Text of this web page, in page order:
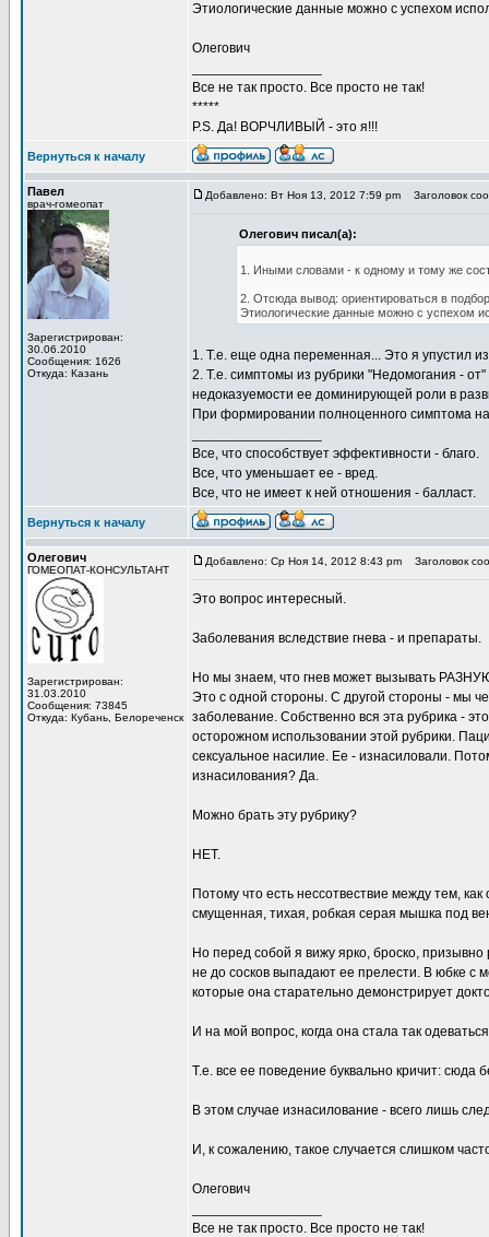
Этиологические данные можно с успехом
Олегович
Все не так просто. Все просто не так!
*****
P.S. Да! ВОРЧЛИВЫЙ - это я!!!
Вернуться к началу
Павел
врач-гомеопат
Зарегистрирован:
30.06.2010
Сообщения: 1626
Откуда: Казань
Добавлено: Вт Ноя 13, 2012 7:59 pm Заголовок
Олегович писал(а):
1. Иными словами - к одному и тому же
2. Отсюда вывод: ориентироваться в
Этиологические данные можно с успехом
1. Т.е. еще одна переменная... Это я упустил
2. Т.е. симптомы из рубрики "Недомогания -
недоказуемости ее доминирующей роли в
При формировании полноценного симптома
Все, что способствует эффективности - благо.
Все, что уменьшает ее - вред.
Все, что не имеет к ней отношения - балласт.
Вернуться к началу
Олегович
ГОМЕОПАТ-КОНСУЛЬТАНТ
Зарегистрирован:
31.03.2010
Сообщения: 73845
Откуда: Кубань, Белореченск
Добавлено: Ср Ноя 14, 2012 8:43 pm Заголовок
Это вопрос интересный.
Заболевания вследствие гнева - и препараты.
Но мы знаем, что гнев может вызывать
Это с одной стороны. С другой стороны - мы
заболевание. Собственно вся эта рубрика -
осторожном использовании этой рубрики.
сексуальное насилие. Ее - изнасиловали.
изнасилования? Да.
Можно брать эту рубрику?
НЕТ.
Потому что есть нессотвествие между тем,
смущенная, тихая, робкая серая мышка под
Но перед собой я вижу ярко, броско, призывно
не до сосков выпадают ее прелести. В юбке с
которые она старательно демонстрирует
И на мой вопрос, когда она стала так
Т.е. все ее поведение буквально кричит: сюда
В этом случае изнасилование - всего лишь
И, к сожалению, такое случается слишком
Олегович
Все не так просто. Все просто не так!